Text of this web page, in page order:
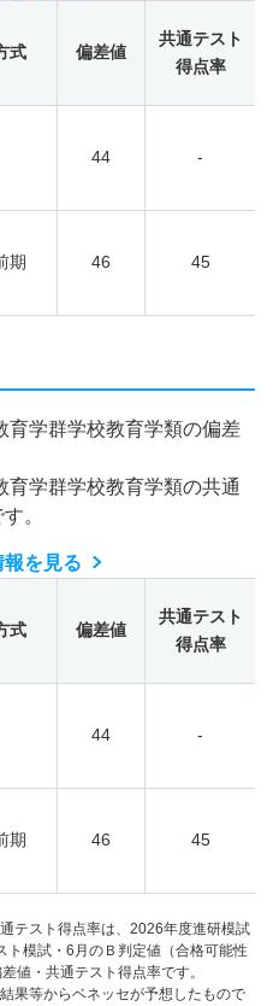
式 偏差値
共通テスト
得点率
44 -
期 46 45
育学群学校教育学類の偏差
育学群学校教育学類の共通
。
を見る
式 偏差値
共通テスト
得点率
44 -
期 46 45
スト得点率は、2026年度進研模試
ト模試・6月のＢ判定値（合格可能性
値・共通テスト得点率です。
等からベネッセが予想したもので